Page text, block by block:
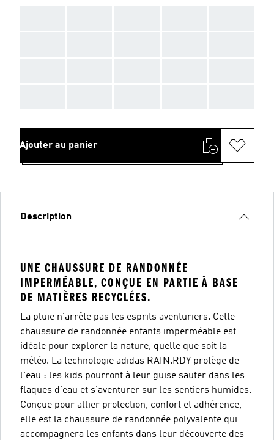
Ajouter au panier
Description
UNE CHAUSSURE DE RANDONNÉE
IMPERMÉABLE, CONÇUE EN PARTIE À BASE
DE MATIÈRES RECYCLÉES.
La pluie n'arrête pas les esprits aventuriers. Cette
chaussure de randonnée enfants imperméable est
idéale pour explorer la nature, quelle que soit la
météo. La technologie adidas RAIN.RDY protège de
l'eau : les kids pourront à leur guise sauter dans les
flaques d'eau et s'aventurer sur les sentiers humides.
Conçue pour allier protection, confort et adhérence,
elle est la chaussure de randonnée polyvalente qui
accompagnera les enfants dans leur découverte des